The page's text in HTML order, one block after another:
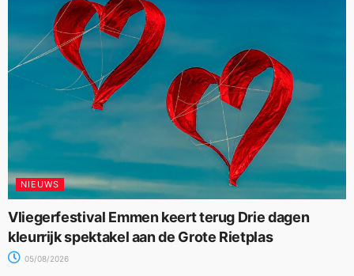
NIEUWS
Vliegerfestival Emmen keert terug Drie dagen
kleurrijk spektakel aan de Grote Rietplas
05/08/2026